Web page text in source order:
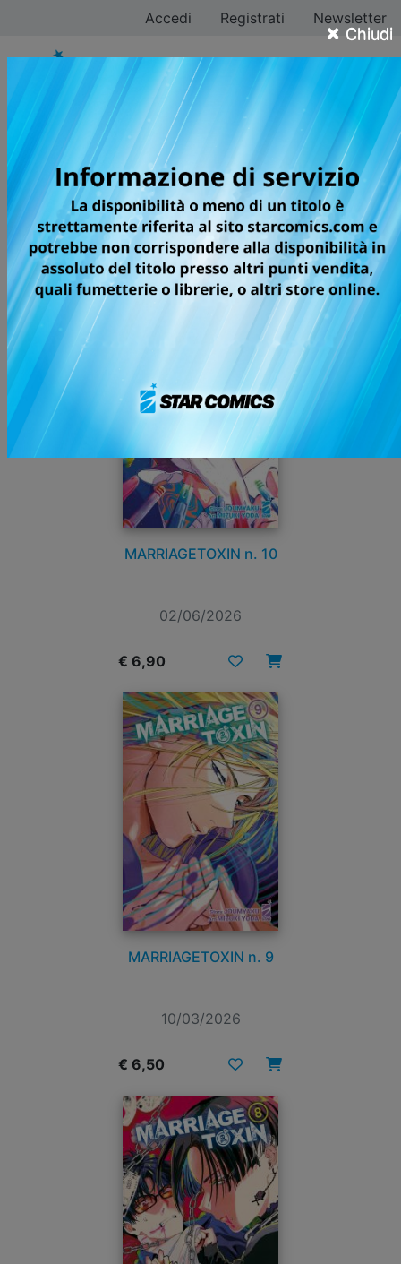
× Chiudi
Accedi Registrati Newsletter
Joumyaku
Tutti i fumetti
MARRIAGETOXIN n. 10
02/06/2026
€ 6,90
MARRIAGETOXIN n. 9
10/03/2026
€ 6,50